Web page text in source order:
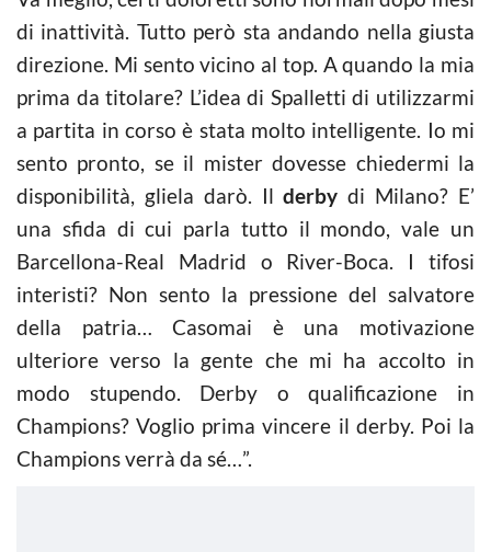
di inattività. Tutto però sta andando nella giusta
direzione. Mi sento vicino al top. A quando la mia
prima da titolare? L’idea di Spalletti di utilizzarmi
a partita in corso è stata molto intelligente. Io mi
sento pronto, se il mister dovesse chiedermi la
disponibilità, gliela darò. Ilderby di Milano? E’
una sfida di cui parla tutto il mondo, vale un
Barcellona-Real Madrid o River-Boca. I tifosi
interisti? Non sento la pressione del salvatore
della patria… Casomai è una motivazione
ulteriore verso la gente che mi ha accolto in
modo stupendo. Derby o qualificazione in
Champions? Voglio prima vincere il derby. Poi la
Champions verrà da sé…”.